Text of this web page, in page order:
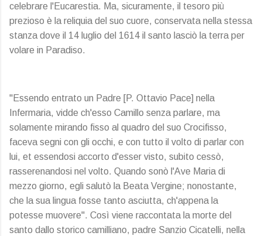
celebrare l'Eucarestia. Ma, sicuramente, il tesoro più
prezioso è la reliquia del suo cuore, conservata nella stessa
stanza dove il 14 luglio del 1614 il santo lasciò la terra per
volare in Paradiso.
"Essendo entrato un Padre [P. Ottavio Pace] nella
Infermaria, vidde ch'esso Camillo senza parlare, ma
solamente mirando fisso al quadro del suo Crocifisso,
faceva segni con gli occhi, e con tutto il volto di parlar con
lui, et essendosi accorto d'esser visto, subito cessò,
rasserenandosi nel volto. Quando sonò l'Ave Maria di
mezzo giorno, egli salutò la Beata Vergine; nonostante,
che la sua lingua fosse tanto asciutta, ch'appena la
potesse muovere". Così viene raccontata la morte del
santo dallo storico camilliano, padre Sanzio Cicatelli, nella